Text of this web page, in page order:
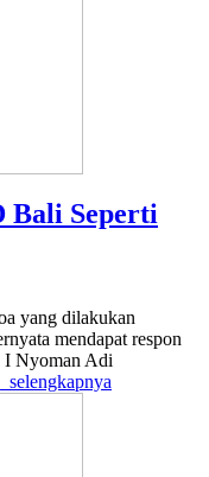
Bali Seperti
yang dilakukan
mendapat respon
I Nyoman Adi
selengkapnya